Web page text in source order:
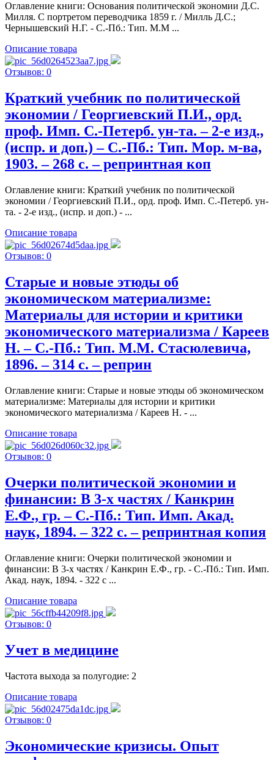
Оглавление книги: Основания политической экономии Д.С.
Милля. С портретом переводчика 1859 г. / Милль Д.С.;
Чернышевский Н.Г. - С.-Пб.: Тип. М.М ...
Описание товара
Отзывов: 0
Краткий учебник по политической
экономии / Георгиевский П.И., орд.
проф. Имп. С.-Петерб. ун-та. – 2-е изд.,
(испр. и доп.) – С.-Пб.: Тип. Мор. м-ва,
1903. – 268 c. – репринтная коп
Оглавление книги: Краткий учебник по политической
экономии / Георгиевский П.И., орд. проф. Имп. С.-Петерб. ун-
та. - 2-е изд., (испр. и доп.) - ...
Описание товара
Отзывов: 0
Старые и новые этюды об
экономическом материализме:
Материалы для истории и критики
экономического материализма / Кареев
Н. – С.-Пб.: Тип. М.М. Стасюлевича,
1896. – 314 с. – реприн
Оглавление книги: Старые и новые этюды об экономическом
материализме: Материалы для истории и критики
экономического материализма / Кареев Н. - ...
Описание товара
Отзывов: 0
Очерки политической экономии и
финансии: В 3-х частях / Канкрин
Е.Ф., гр. – С.-Пб.: Тип. Имп. Акад.
наук, 1894. – 322 с. – репринтная копия
Оглавление книги: Очерки политической экономии и
финансии: В 3-х частях / Канкрин Е.Ф., гр. - С.-Пб.: Тип. Имп.
Акад. наук, 1894. - 322 с ...
Описание товара
Отзывов: 0
Учет в медицине
Частота выхода за полугодие: 2
Описание товара
Отзывов: 0
Экономические кризисы. Опыт